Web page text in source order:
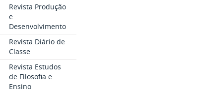
Revista Produção
e
Desenvolvimento
Revista Diário de
Classe
Revista Estudos
de Filosofia e
Ensino